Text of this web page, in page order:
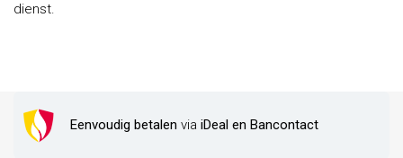
dienst.
Eenvoudig betalen via iDeal en Bancontact